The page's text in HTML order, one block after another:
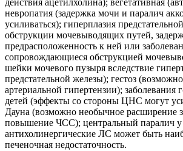
действия ацетилхолина); вегетативная
невропатия (задержка мочи и паралич
усиливаться); гиперплазия
обструкции мочевыводящих путей,
предрасположенность к ней или
сопровождающиеся обструкцией
шейки мочевого пузыря вследствие
предстательной железы); гестоз
артериальной гипертензии); заболевания
детей (эффекты со стороны ЦНС могут
Дауна (возможно необычное расширение
повышение ЧСС); центральный паралич у
антихолинергические ЛС может быть
печеночная недостаточность.